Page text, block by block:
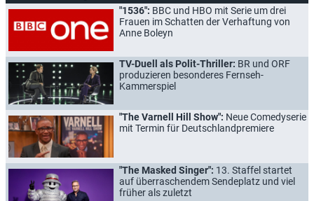
"1536": BBC und HBO mit Serie um drei
Frauen im Schatten der Verhaftung von
Anne Boleyn
TV-Duell als Polit-Thriller: BR und ORF
produzieren besonderes Fernseh-
Kammerspiel
"The Varnell Hill Show": Neue Comedyserie
mit Termin für Deutschlandpremiere
"The Masked Singer": 13. Staffel startet
auf überraschendem Sendeplatz und viel
früher als zuletzt